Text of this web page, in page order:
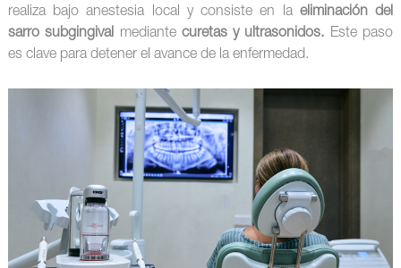
realiza bajo anestesia local y consiste en la eliminación del
sarro subgingival mediante curetas y ultrasonidos. Este paso
es clave para detener el avance de la enfermedad.